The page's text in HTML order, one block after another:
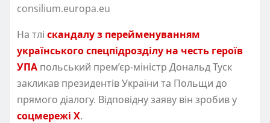
consilium.europa.eu
На тлі скандалу з перейменуванням
українського спецпідрозділу на честь героїв
УПА польський прем’єр-міністр Дональд Туск
закликав президентів України та Польщи до
прямого діалогу. Відповідну заяву він зробив у
соцмережі Х.